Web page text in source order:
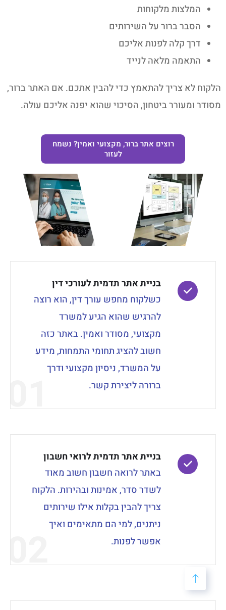
המלצות מלקוחות
הסבר ברור על השירותים
דרך קלה לפנות אליכם
התאמה מלאה לנייד
הלקוח לא צריך להתאמץ כדי להבין אתכם. אם האתר ברור,
מסודר ומעורר ביטחון, הסיכוי שהוא יפנה אליכם עולה.
רוצים אתר ברור, מקצועי ואמין? נשמח
לעזור
01
בניית אתר תדמית לעורכי דין
כשלקוח מחפש עורך דין, הוא רוצה
להרגיש שהוא הגיע למשרד
מקצועי, מסודר ואמין. באתר כזה
חשוב להציג תחומי התמחות, מידע
על המשרד, ניסיון מקצועי ודרך
ברורה ליצירת קשר.
02
בניית אתר תדמית לרואי חשבון
באתר לרואה חשבון חשוב מאוד
לשדר סדר, אמינות ובהירות. הלקוח
צריך להבין בקלות אילו שירותים
ניתנים, למי הם מתאימים ואיך
אפשר לפנות.